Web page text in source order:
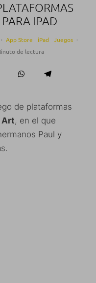
IPAD
· App Store iPad Juegos ·
de lectura
de plataformas
Art, en el que
Paul y